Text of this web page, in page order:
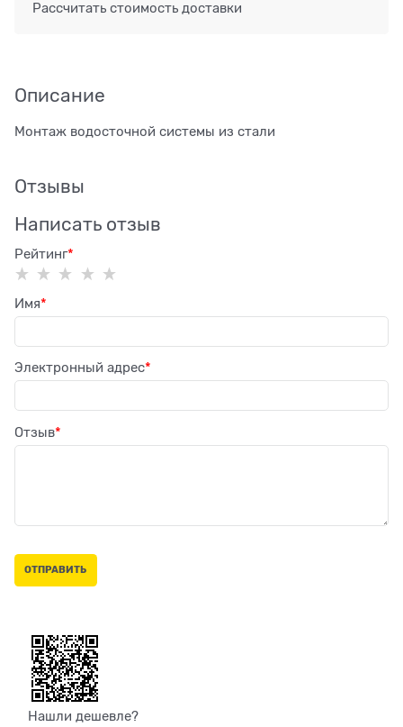
Рассчитать стоимость доставки
Описание
Монтаж водосточной системы из стали
Отзывы
Написать отзыв
Рейтинг
Имя
Электронный адрес
Отзыв
Нашли дешевле?